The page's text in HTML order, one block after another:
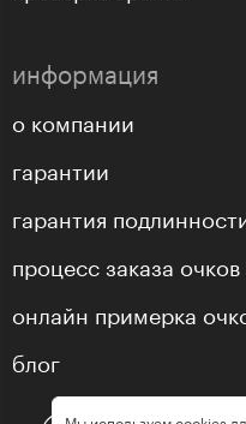
информация
о компании
гарантии
гарантия
процесс заказа
онлайн примерка
блог